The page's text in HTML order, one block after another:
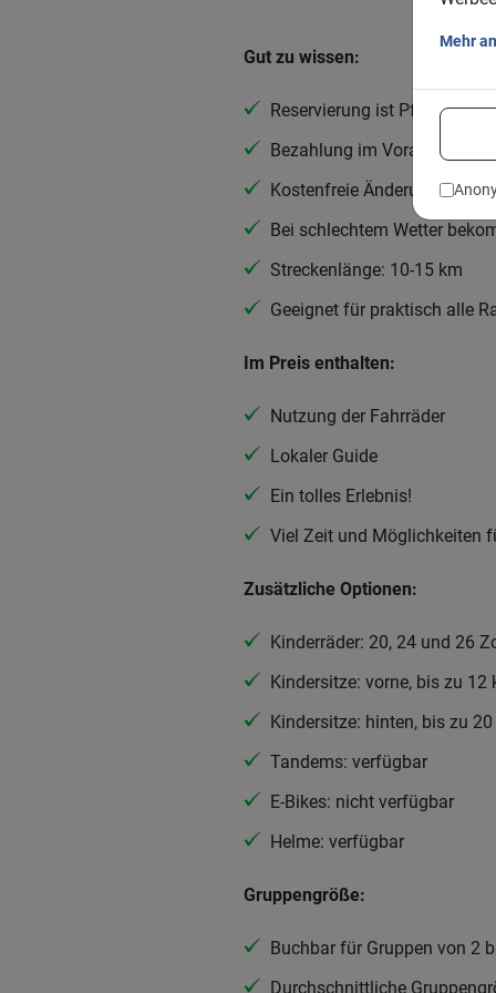
Mehr
Gut zu wissen:
Reservierung ist Pflicht
Bezahlung im Voraus online
Kostenfreie Änderung oder
Bei schlechtem Wetter
Streckenlänge: 10-15 km
Geeignet für praktisch alle
Im Preis enthalten:
Nutzung der Fahrräder
Lokaler Guide
Ein tolles Erlebnis!
Viel Zeit und Möglichkeiten
Zusätzliche Optionen:
Kinderräder: 20, 24 und 26
Kindersitze: vorne, bis zu 12
Kindersitze: hinten, bis zu
Tandems: verfügbar
E-Bikes: nicht verfügbar
Helme: verfügbar
Gruppengröße:
Buchbar für Gruppen von 2
Durchschnittliche